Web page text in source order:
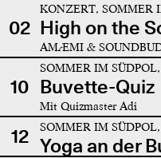
02
KONZERT, SOMMER
High on the
AMÆMI &
10
SOMMER IM
Buvette-Quiz
Mit Quizmaster Adi
12 SOMMER IM
Yoga an der